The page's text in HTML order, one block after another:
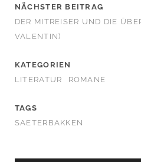
NÄCHSTER BEITRAG
DER MITREISER UND DIE
VALENTIN)
KATEGORIEN
LITERATUR
ROMANE
TAGS
SAETERBAKKEN